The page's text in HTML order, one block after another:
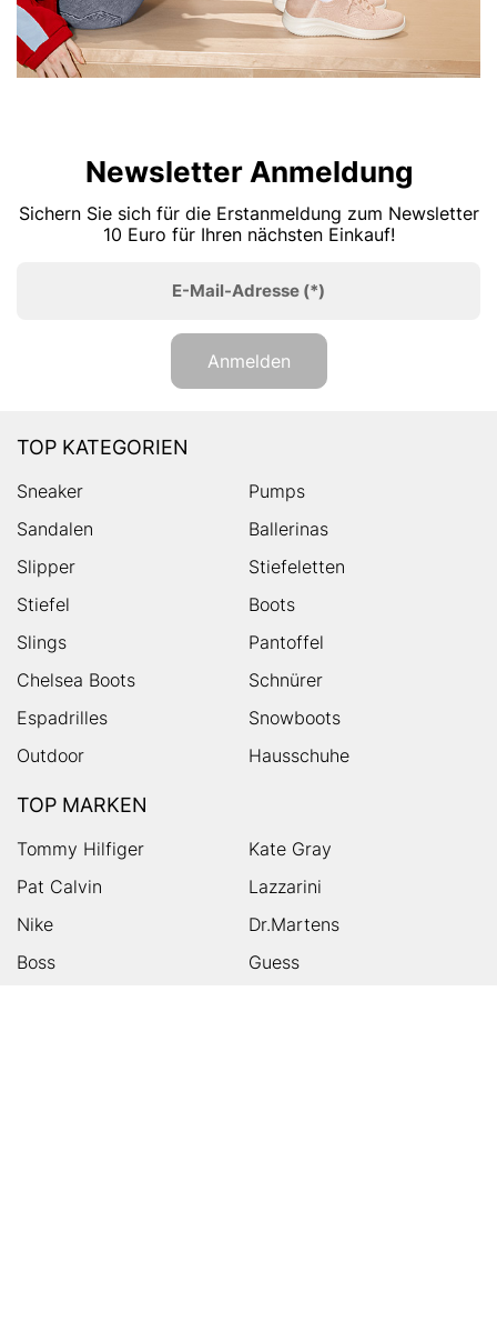
Newsletter Anmeldung
Sichern Sie sich für die Erstanmeldung zum Newsletter
10 Euro für Ihren nächsten Einkauf!
E-Mail-Adresse (*)
Anmelden
TOP KATEGORIEN
Sneaker
Pumps
Sandalen
Ballerinas
Slipper
Stiefeletten
Stiefel
Boots
Slings
Pantoffel
Chelsea Boots
Schnürer
Espadrilles
Snowboots
Outdoor
Hausschuhe
TOP MARKEN
Tommy Hilfiger
Kate Gray
Pat Calvin
Lazzarini
Nike
Dr.Martens
Boss
Guess